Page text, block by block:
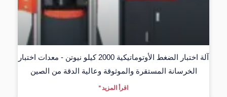
آلة اختبار الضغط الأوتوماتيكية 2000 كيلو نيوتن - معدات اختبار
الخرسانة المستقرة والموثوقة وعالية الدقة من الصين
اقرأ المزيد "